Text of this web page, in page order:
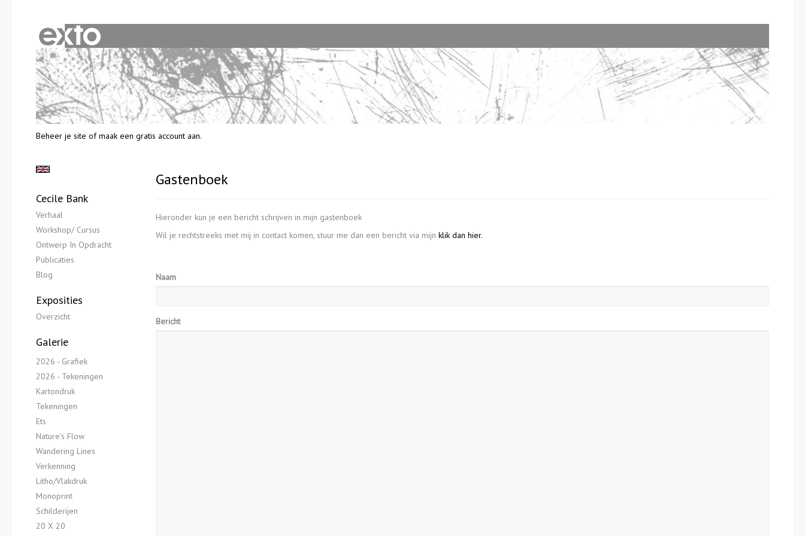
Beheer je site ofmaak een gratis account aan.
Gastenboek
Hieronder kun je een bericht schrijven in mijn gastenboek
Wil je rechtstreeks met mij in contact komen, stuur me dan een bericht via mijn klik dan hier.
Naam
Bericht
Cecile Bank
Verhaal
Workshop/ Cursus
Ontwerp In Opdracht
Publicaties
Blog
Exposities
Overzicht
Galerie
2026 - Grafiek
2026 - Tekeningen
Kartondruk
Tekeningen
Ets
Nature's Flow
Wandering Lines
Verkenning
Litho/Vlakdruk
Monoprint
Schilderijen
20 X 20